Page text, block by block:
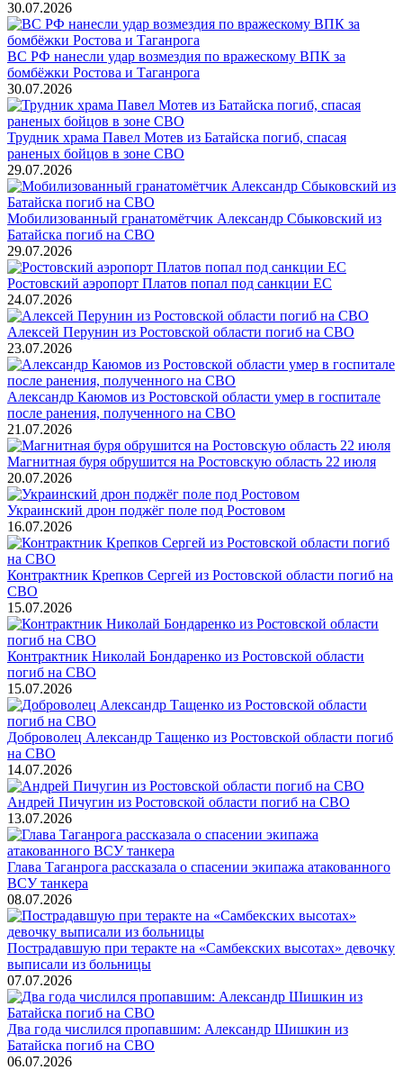
30.07.2026
ВС РФ нанесли удар возмездия по вражескому ВПК за
бомбёжки Ростова и Таганрога
30.07.2026
Трудник храма Павел Мотев из Батайска погиб, спасая
раненых бойцов в зоне СВО
29.07.2026
Мобилизованный гранатомётчик Александр Сбыковский из
Батайска погиб на СВО
29.07.2026
Ростовский аэропорт Платов попал под санкции ЕС
24.07.2026
Алексей Перунин из Ростовской области погиб на СВО
23.07.2026
Александр Каюмов из Ростовской области умер в госпитале
после ранения, полученного на СВО
21.07.2026
Магнитная буря обрушится на Ростовскую область 22 июля
20.07.2026
Украинский дрон поджёг поле под Ростовом
16.07.2026
Контрактник Крепков Сергей из Ростовской области погиб на
СВО
15.07.2026
Контрактник Николай Бондаренко из Ростовской области
погиб на СВО
15.07.2026
Доброволец Александр Тащенко из Ростовской области погиб
на СВО
14.07.2026
Андрей Пичугин из Ростовской области погиб на СВО
13.07.2026
Глава Таганрога рассказала о спасении экипажа атакованного
ВСУ танкера
08.07.2026
Пострадавшую при теракте на «Самбекских высотах» девочку
выписали из больницы
07.07.2026
Два года числился пропавшим: Александр Шишкин из
Батайска погиб на СВО
06.07.2026